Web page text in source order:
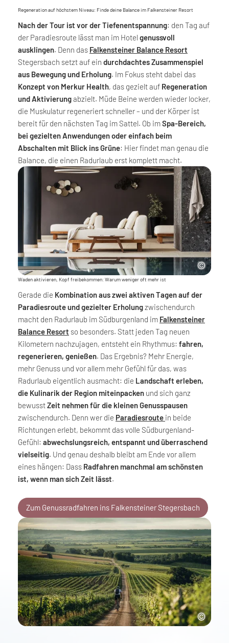
Regeneration auf höchstem Niveau: Finde deine Balance im Falkensteiner Resort
Nach der Tour ist vor der Tiefenentspannung: den Tag auf
der Paradiesroute lässt man im Hotel genussvoll
ausklingen. Denn das Falkensteiner Balance Resort
Stegersbach setzt auf ein durchdachtes Zusammenspiel
aus Bewegung und Erholung. Im Fokus steht dabei das
Konzept von Merkur Health, das gezielt auf Regeneration
und Aktivierungabzielt. Müde Beine werden wieder locker,
die Muskulatur regeneriert schneller – und der Körper ist
bereit für den nächsten Tag im Sattel. Ob imSpa-Bereich,
bei gezielten Anwendungen oder einfach beim
Abschalten mit Blick ins Grüne: Hier findet man genau die
Balance, die einen Radurlaub erst komplett macht.
Waden aktivieren, Kopf freibekommen: Warum weniger oft mehr ist
Gerade die Kombination aus zwei aktiven Tagen auf der
Paradiesroute und gezielter Erholungzwischendurch
macht den Radurlaub im Südburgenland im Falkensteiner
Balance Resort so besonders. Statt jeden Tag neuen
Kilometern nachzujagen, entsteht ein Rhythmus: fahren,
regenerieren, genießen. Das Ergebnis? Mehr Energie,
mehr Genuss und vor allem mehr Gefühl für das, was
Radurlaub eigentlich ausmacht: die Landschaft erleben,
die Kulinarik der Region miteinpacken und sich ganz
bewusstZeit nehmen für die kleinen Genusspausen
zwischendurch. Denn wer die Paradiesroute in beide
Richtungen erlebt, bekommt das volle Südburgenland-
Gefühl: abwechslungsreich, entspannt und überraschend
vielseitig. Und genau deshalb bleibt am Ende vor allem
eines hängen: Dass Radfahren manchmal am schönsten
ist, wenn man sich Zeit lässt.
Zum Genussradfahren ins Falkensteiner Stegersbach